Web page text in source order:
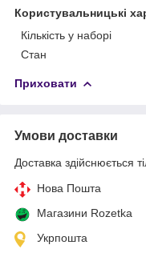
Користувальницькі
Кількість у наборі
Стан
Приховати
Умови доставки
Доставка здійснюється
Нова Пошта
Магазини Rozetka
Укрпошта